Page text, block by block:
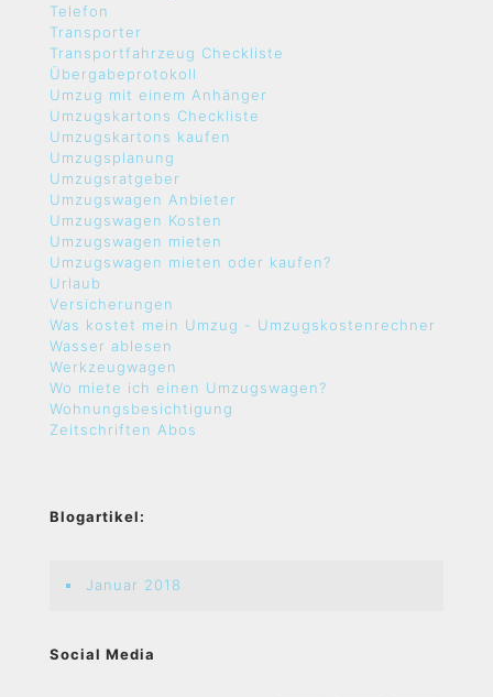
Telefon
Transporter
Transportfahrzeug Checkliste
Übergabeprotokoll
Umzug mit einem Anhänger
Umzugskartons Checkliste
Umzugskartons kaufen
Umzugsplanung
Umzugsratgeber
Umzugswagen Anbieter
Umzugswagen Kosten
Umzugswagen mieten
Umzugswagen mieten oder kaufen?
Urlaub
Versicherungen
Was kostet mein Umzug - Umzugskostenrechner
Wasser ablesen
Werkzeugwagen
Wo miete ich einen Umzugswagen?
Wohnungsbesichtigung
Zeitschriften Abos
Blogartikel:
Januar 2018
Social Media